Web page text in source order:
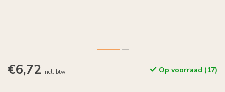
€6,72 Incl. btw Op voorraad (17)